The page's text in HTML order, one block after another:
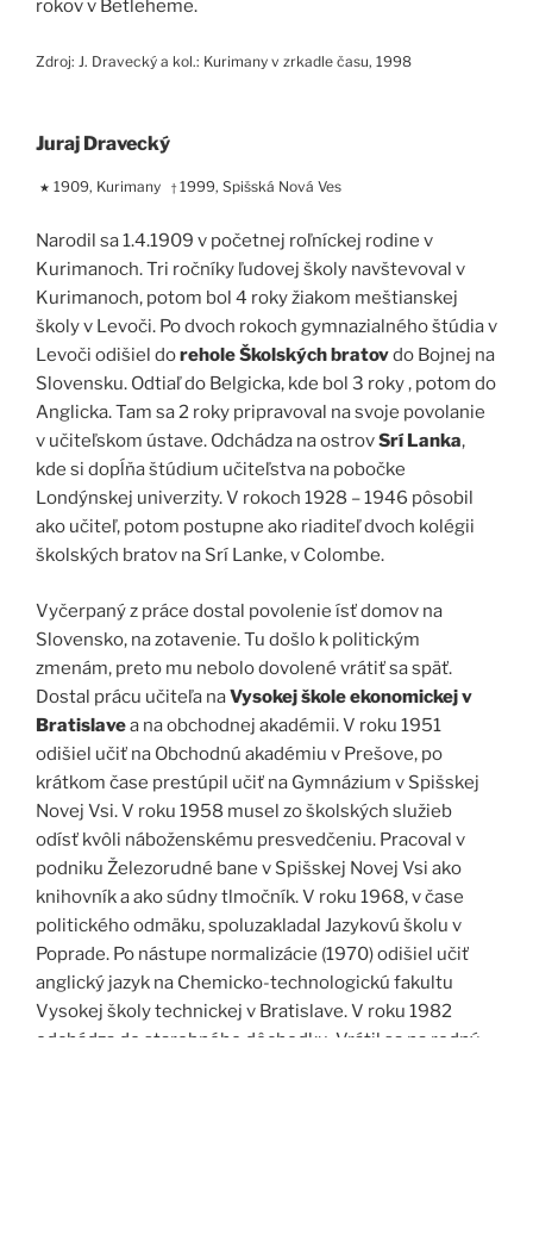
rokov v Betleheme.
Zdroj: J. Dravecký a kol.: Kurimany v zrkadle času, 1998
Juraj Dravecký
★ 1909, Kurimany †1999, Spišská Nová Ves
Narodil sa 1.4.1909 v početnej roľníckej rodine v
Kurimanoch. Tri ročníky ľudovej školy navštevoval v
Kurimanoch, potom bol 4 roky žiakom meštianskej
školy v Levoči. Po dvoch rokoch gymnazialného štúdia v
Levoči odišiel dorehole Školských bratovdo Bojnej na
Slovensku. Odtiaľ do Belgicka, kde bol 3 roky , potom do
Anglicka. Tam sa 2 roky pripravoval na svoje povolanie
v učiteľskom ústave. Odchádza na ostrovSrí Lanka,
kde si dopĺňa štúdium učiteľstva na pobočke
Londýnskej univerzity. V rokoch 1928 – 1946 pôsobil
ako učiteľ, potom postupne ako riaditeľ dvoch kolégii
školských bratov na Srí Lanke, v Colombe.
Vyčerpaný z práce dostal povolenie ísť domov na
Slovensko, na zotavenie. Tu došlo k politickým
zmenám, preto mu nebolo dovolené vrátiť sa späť.
Dostal prácu učiteľa naVysokej škole ekonomickej v
Bratislavea na obchodnej akadémii. V roku 1951
odišiel učiť na Obchodnú akadémiu v Prešove, po
krátkom čase prestúpil učiť na Gymnázium v Spišskej
Novej Vsi. V roku 1958 musel zo školských služieb
odísť kvôli náboženskému presvedčeniu. Pracoval v
podniku Železorudné bane v Spišskej Novej Vsi ako
knihovník a ako súdny tlmočník. V roku 1968, v čase
politického odmäku, spoluzakladal Jazykovú školu v
Poprade. Po nástupe normalizácie (1970) odišiel učiť
anglický jazyk na Chemicko-technologickú fakultu
Vysokej školy technickej v Bratislave. V roku 1982
odchádza do starobného dôchodku. Vrátil sa na rodný